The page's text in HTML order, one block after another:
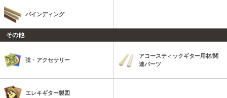
バインディング
その他
弦・アクセサリー
アコースティックギター用材/関
連パーツ
エレキギター製図